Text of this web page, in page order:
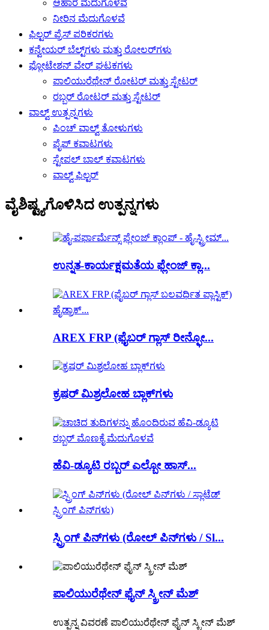
ಆಹಾರ ಮೆದುಗೊಳವೆ
ನೀರಿನ ಮೆದುಗೊಳವೆ
ಫಿಲ್ಟರ್ ಪ್ರೆಸ್ ಪರಿಕರಗಳು
ಕನ್ವೇಯರ್ ಬೆಲ್ಟ್‌ಗಳು ಮತ್ತು ರೋಲರ್‌ಗಳು
ಫ್ಲೋಟೇಶನ್ ವೇರ್ ಘಟಕಗಳು
ಪಾಲಿಯುರೆಥೇನ್ ರೋಟರ್ ಮತ್ತು ಸ್ಟೇಟರ್
ರಬ್ಬರ್ ರೋಟರ್ ಮತ್ತು ಸ್ಟೇಟರ್
ವಾಲ್ವ್ ಉತ್ಪನ್ನಗಳು
ಪಿಂಚ್ ವಾಲ್ವ್ ತೋಳುಗಳು
ಪೈಪ್ ಕವಾಟಗಳು
ಸ್ಟೇಪಲ್ ಬಾಲ್ ಕವಾಟಗಳು
ವಾಲ್ವ್ ಫಿಲ್ಟರ್
ವೈಶಿಷ್ಟ್ಯಗೊಳಿಸಿದ ಉತ್ಪನ್ನಗಳು
ಉನ್ನತ-ಕಾರ್ಯಕ್ಷಮತೆಯ ಫ್ಲೇಂಜ್ ಕ್ಲಾ...
AREX FRP (ಫೈಬರ್ ಗ್ಲಾಸ್ ರೀನ್ಫೋ...
ಕ್ರಷರ್ ಮಿಶ್ರಲೋಹ ಬ್ಲಾಕ್‌ಗಳು
ಹೆವಿ-ಡ್ಯೂಟಿ ರಬ್ಬರ್ ಎಲ್ಬೋ ಹಾಸ್...
ಸ್ಪ್ರಿಂಗ್ ಪಿನ್‌ಗಳು (ರೋಲ್ ಪಿನ್‌ಗಳು / Sl...
ಪಾಲಿಯುರೆಥೇನ್ ಫೈನ್ ಸ್ಕ್ರೀನ್ ಮೆಶ್
ಉತ್ಪನ್ನ ವಿವರಣೆ ಪಾಲಿಯುರೆಥೇನ್ ಫೈನ್ ಸ್ಕ್ರೀನ್ ಮೆಶ್